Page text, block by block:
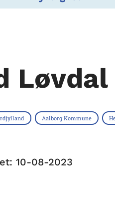
Løvdal
Aalborg Kommune
10-08-2023